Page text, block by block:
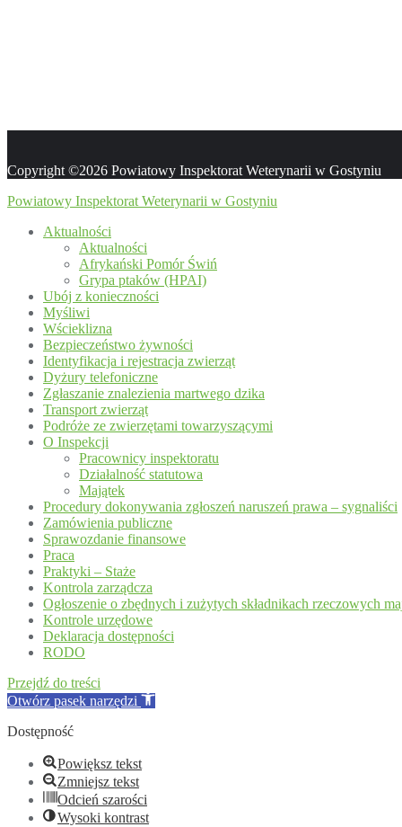
Copyright ©2026 Powiatowy Inspektorat Weterynarii w Gostyniu
Powiatowy Inspektorat Weterynarii w Gostyniu
Aktualności
Aktualności
Afrykański Pomór Świń
Grypa ptaków (HPAI)
Ubój z konieczności
Myśliwi
Wścieklizna
Bezpieczeństwo żywności
Identyfikacja i rejestracja zwierząt
Dyżury telefoniczne
Zgłaszanie znalezienia martwego dzika
Transport zwierząt
Podróże ze zwierzętami towarzyszącymi
O Inspekcji
Pracownicy inspektoratu
Działalność statutowa
Majątek
Procedury dokonywania zgłoszeń naruszeń prawa – sygnaliści
Zamówienia publiczne
Sprawozdanie finansowe
Praca
Praktyki – Staże
Kontrola zarządcza
Ogłoszenie o zbędnych i zużytych składnikach rzeczowych
Kontrole urzędowe
Deklaracja dostępności
RODO
Przejdź do treści
Otwórz pasek narzędzi
Dostępność
Powiększ tekst
Zmniejsz tekst
Odcień szarości
Wysoki kontrast